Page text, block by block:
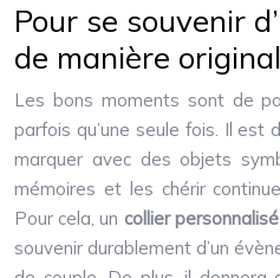
Pour se souvenir
de manière
Les bons moments sont de
parfois qu’une seule fois. Il est
marquer avec des objets
mémoires et les chérir
Pour cela, un collier personnalisé
souvenir durablement d’un